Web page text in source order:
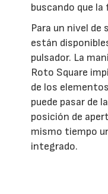
buscando que
Para un nivel de
están
pulsador. La
Roto Square
de los
puede pasar de
posición de
mismo tiempo
integrado.